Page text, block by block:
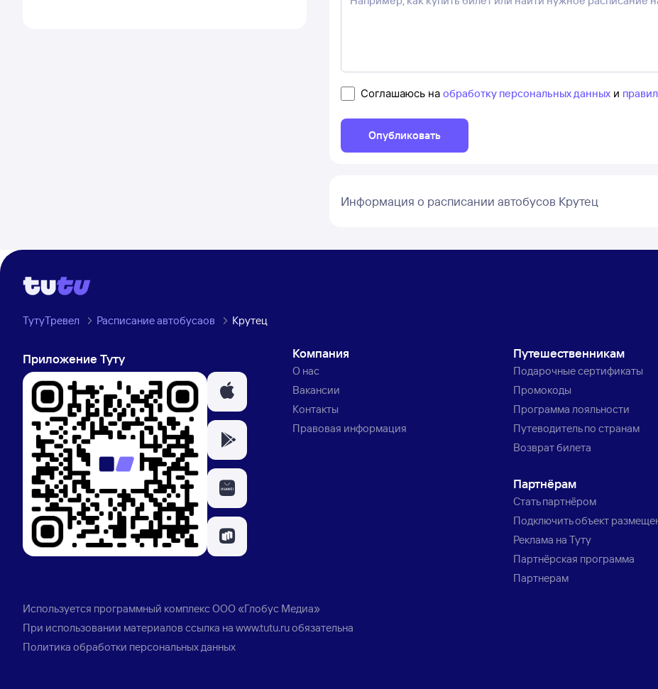
Соглашаюсь на обработку персональных данных и
Опубликовать
Информация о расписании автобусов Крутец
ТутуТревел Расписание автобусаов Крутец
Приложение Туту Компания
О нас
Вакансии
Контакты
Правовая информация
Путешественникам
Подарочные сертификаты
Промокоды
Программа лояльности
Путеводитель по странам
Возврат билета
Партнёрам
Стать партнёром
Подключить объект
Реклама на Туту
Партнёрская программа
Партнерам
Используется программный комплексООО «Глобус Медиа»
При использовании материалов ссылка на www.tutu.ruобязательна
Политика обработки персональных данных